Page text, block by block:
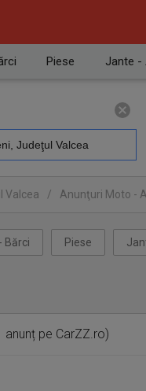
Piese Jante -
Valcea / Anunţuri Moto -
Bărci Piese
anunț pe CarZZ.ro)